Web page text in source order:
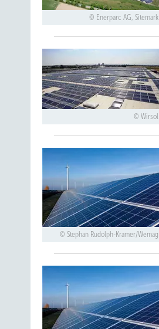
Enerparc AG, Sitemark
Wirsol
Stephan Rudolph-Kramer/Wemag